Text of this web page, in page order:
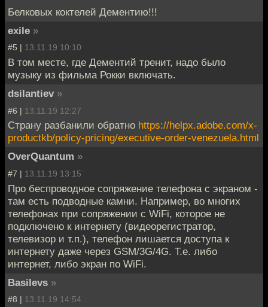
Белковых коктелей Дементию!!!
exile »
#5 | 13.11.19 10:10
В том месте, где Дементий тренит, надо было
музыку из фильма Рокки включать.
dsilantiev »
#6 | 13.11.19 12:27
Страну разбанили обратно https://helpx.adobe.com/x-
productkb/policy-pricing/executive-order-venezuela.html
OverQuantum »
#7 | 13.11.19 13:15
Про беспроводное сопряжение телефона с экраном -
там есть подводные камни. Например, во многих
телефонах при сопряжении с WiFi, которое не
подключено к интернету (видеорегистратор,
телевизор и т.п.), телефон лишается доступа к
интернету даже через GSM/3G/4G. Т.е. либо
интернет, либо экран по WiFi.
Basilevs »
#8 | 13.11.19 14:54